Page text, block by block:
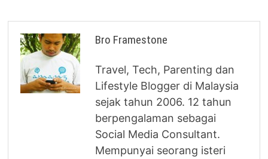
Bro Framestone
Travel, Tech, Parenting dan
Lifestyle Blogger di Malaysia
sejak tahun 2006. 12 tahun
berpengalaman sebagai
Social Media Consultant.
Mempunyai seorang isteri